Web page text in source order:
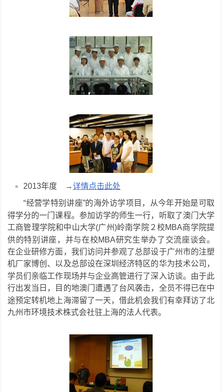
2013年度 →详情点击此处
“经营学特别讲座”的海外访学项目，从今年开始是可取
得学分的一门课程。 参加访学的师生一行，听取了澳门大学
工商管理学院和中山大学(广州)岭南学院２校MBA商学院提
供的特别讲座，并与在校MBA研究生举办了 交流座谈会。
在企业研修方面，我们访问并参观了总部设于广州市的注塑
机厂家博创、以及总部设在深圳经济特区的华为技术公司，
学员们亲临工作现场并与企业高管进行了深入访谈。 由于此
行出发当日，目的地澳门遭遇了台风袭击，全员不得已在中
途预定转机地上海滞留了一天，借此机会我们 有幸拜访了北
九州市环境技术株式会社驻上海的法人代表。